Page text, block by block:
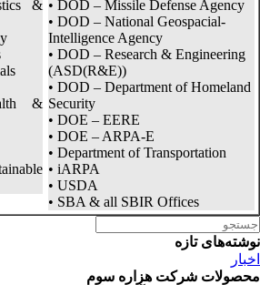
&
&
• DOD – Missile Defense Agency
• DOD – National Geospacial-
Intelligence Agency
• DOD – Research & Engineering
(ASD(R&E))
• DOD – Department of Homeland
Security
• DOE – EERE
• DOE – ARPA-E
• Department of Transportation
• iARPA
• USDA
• SBA & all SBIR Offices
Search
for:
نوشته‌های تازه
اخبار
محصولات شرکت هزاره سوم